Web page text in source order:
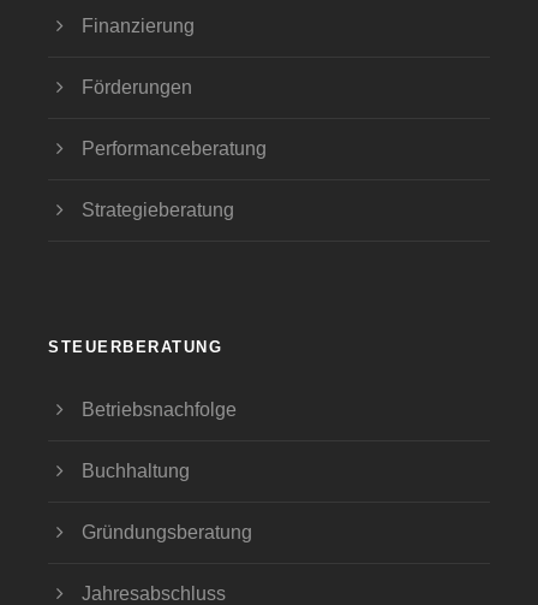
Finanzierung
Förderungen
Performanceberatung
Strategieberatung
STEUERBERATUNG
Betriebsnachfolge
Buchhaltung
Gründungsberatung
Jahresabschluss